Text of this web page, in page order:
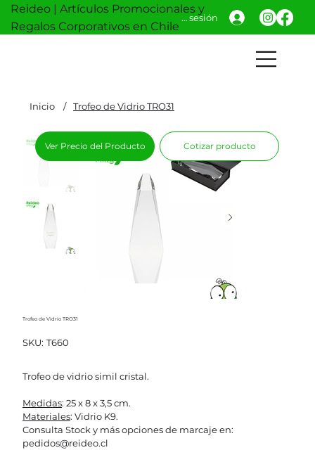
Reideo | Artículos Promocionales y
Regalos Corporativos en Chile
Iniciar sesión
Inicio / Trofeo de Vidrio TRO31
Trofeo de Vidrio TRO31
SKU: SKU
T660
T660
Trofeo de vidrio simil cristal.
Medidas: 25 x 8 x 3,5 cm.
Materiales: Vidrio K9.
Consulta Stock y más opciones de marcaje en:
pedidos@reideo.cl
Ver Precio del Producto Cotizar producto